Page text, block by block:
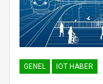
GENEL IOT HABER